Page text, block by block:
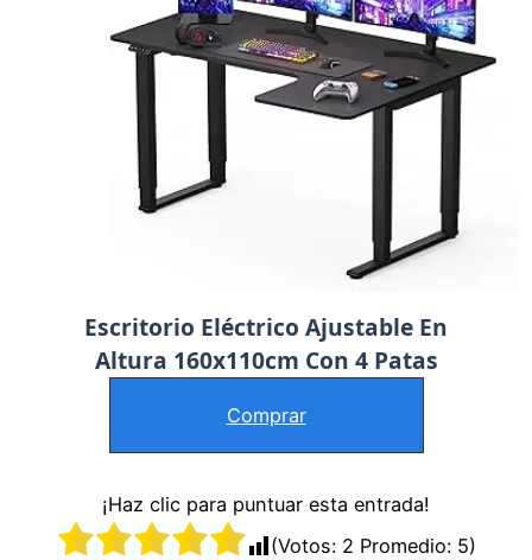
Escritorio Eléctrico Ajustable En
Altura 160x110cm Con 4 Patas
Comprar
¡Haz clic para puntuar esta entrada!
(Votos: 2 Promedio: 5)